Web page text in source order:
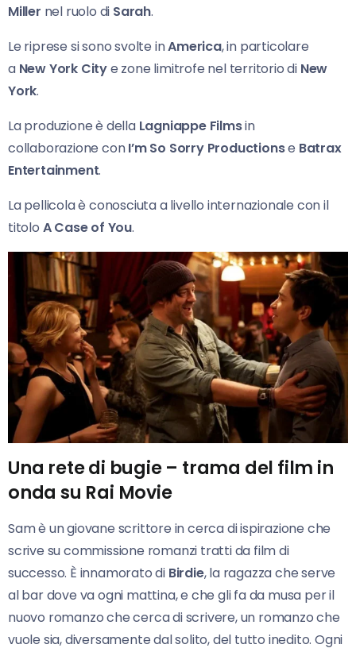
Miller nel ruolo di Sarah.
Le riprese si sono svolte inAmerica, in particolare
aNew York Citye zone limitrofe nel territorio di New
York.
La produzione è della Lagniappe Filmsin
collaborazione conI’m So Sorry Productionse Batrax
Entertainment.
La pellicola è conosciuta a livello internazionale con il
titolo A Case of You.
Una rete di bugie – trama del film in
onda su Rai Movie
Sam è un giovane scrittore in cerca di ispirazione che
scrive su commissione romanzi tratti da film di
successo. È innamorato di Birdie, la ragazza che serve
al bar dove va ogni mattina, e che gli fa da musa per il
nuovo romanzo che cerca di scrivere, un romanzo che
vuole sia, diversamente dal solito, del tutto inedito. Ogni